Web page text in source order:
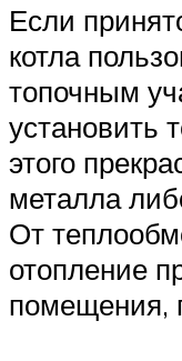
Если
котла
топочным
установить
этого
металла
От
отопление
помещения,